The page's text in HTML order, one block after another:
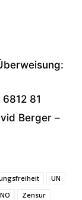
81
Berger –
UN
Zensur